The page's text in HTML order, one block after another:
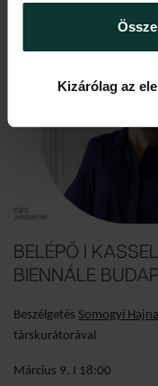
funkciók
Kizárólag az
BELÉPŐ I
BIENNÁLE
Beszélgetés Somogyi
társkurátorával
Március 9. I 18:00